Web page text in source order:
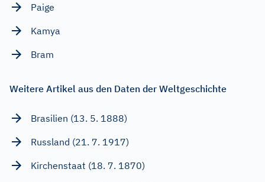
Paige
Kamya
Bram
Weitere Artikel aus den Daten der Weltgeschichte
Brasilien (13. 5. 1888)
Russland (21. 7. 1917)
Kirchenstaat (18. 7. 1870)